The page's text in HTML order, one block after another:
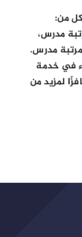
من:
مدرس،
مدرس.
في خدمة
لمزيد من